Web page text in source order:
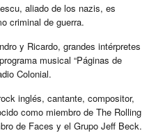
aliado de los nazis, es
criminal de guerra.
y Ricardo, grandes intérpretes
musical “Páginas de
Colonial.
inglés, cantante, compositor,
como miembro de The Rolling
de Faces y el Grupo Jeff Beck.